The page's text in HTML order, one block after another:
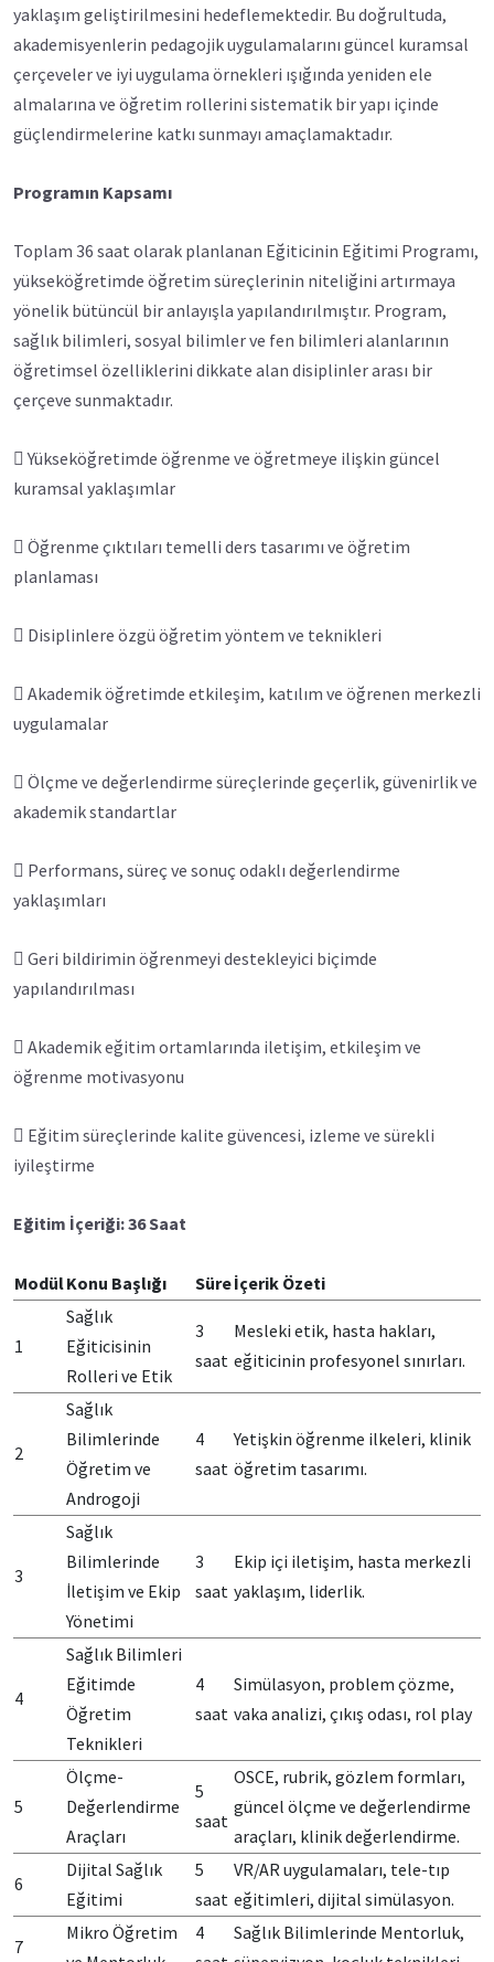
yaklaşım geliştirilmesini hedeflemektedir. Bu doğrultuda,
akademisyenlerin pedagojik uygulamalarını güncel kuramsal
çerçeveler ve iyi uygulama örnekleri ışığında yeniden ele
almalarına ve öğretim rollerini sistematik bir yapı içinde
güçlendirmelerine katkı sunmayı amaçlamaktadır.
Programın Kapsamı
Toplam 36 saat olarak planlanan Eğiticinin Eğitimi Programı,
yükseköğretimde öğretim süreçlerinin niteliğini artırmaya
yönelik bütüncül bir anlayışla yapılandırılmıştır. Program,
sağlık bilimleri, sosyal bilimler ve fen bilimleri alanlarının
öğretimsel özelliklerini dikkate alan disiplinler arası bir
çerçeve sunmaktadır.
 Yükseköğretimde öğrenme ve öğretmeye ilişkin güncel
kuramsal yaklaşımlar
 Öğrenme çıktıları temelli ders tasarımı ve öğretim
planlaması
 Disiplinlere özgü öğretim yöntem ve teknikleri
 Akademik öğretimde etkileşim, katılım ve öğrenen merkezli
uygulamalar
 Ölçme ve değerlendirme süreçlerinde geçerlik, güvenirlik ve
akademik standartlar
 Performans, süreç ve sonuç odaklı değerlendirme
yaklaşımları
 Geri bildirimin öğrenmeyi destekleyici biçimde
yapılandırılması
 Akademik eğitim ortamlarında iletişim, etkileşim ve
öğrenme motivasyonu
 Eğitim süreçlerinde kalite güvencesi, izleme ve sürekli
iyileştirme
Eğitim İçeriği: 36 Saat
ModülKonu Başlığı Süreİçerik Özeti
1
Sağlık
Eğiticisinin
Rolleri ve Etik
3
saat
Mesleki etik, hasta hakları,
eğiticinin profesyonel sınırları.
2
Sağlık
Bilimlerinde
Öğretim ve
Androgoji
4
saat
Yetişkin öğrenme ilkeleri, klinik
öğretim tasarımı.
3
Sağlık
Bilimlerinde
İletişim ve Ekip
Yönetimi
3
saat
Ekip içi iletişim, hasta merkezli
yaklaşım, liderlik.
4
Sağlık Bilimleri
Eğitimde
Öğretim
Teknikleri
4
saat
Simülasyon, problem çözme,
vaka analizi, çıkış odası, rol play
5
Ölçme-
Değerlendirme
Araçları
5
saat
OSCE, rubrik, gözlem formları,
güncel ölçme ve değerlendirme
araçları, klinik değerlendirme.
6
Dijital Sağlık
Eğitimi
5
saat
VR/AR uygulamaları, tele-tıp
eğitimleri, dijital simülasyon.
7
Mikro Öğretim
4
Sağlık Bilimlerinde Mentorluk,